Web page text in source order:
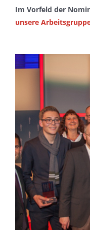
Im Vorfeld der
unsere